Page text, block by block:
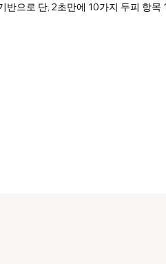
반으로 단, 2초만에 10가지 두피 항목